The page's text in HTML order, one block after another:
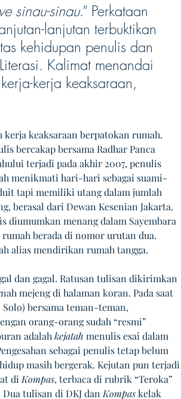
sinau-sinau.” Perkataan
lanjutan terbuktikan
kehidupan penulis dan
Kalimat menandai
kerja keaksaraan,
keaksaraan berpatokan rumah.
bercakap bersama Radhar Panca
terjadi pada akhir 2007, penulis
menikmati hari-hari sebagai suami-
tapi memiliki utang dalam jumlah
berasal dari Dewan Kesenian Jakarta.
diumumkan menang dalam Sayembara
berada di nomor urutan dua.
alias mendirikan rumah tangga.
dan gagal. Ratusan tulisan dikirimkan
mejeng di halaman koran. Pada saat
bersama teman-teman,
orang-orang sudah “resmi”
adalah kejatah menulis esai dalam
sebagai penulis tetap belum
masih bergerak. Kejutan pun terjadi
di Kompas, terbaca di rubrik “Teroka”
tulisan di DKJ dan Kompas kelak